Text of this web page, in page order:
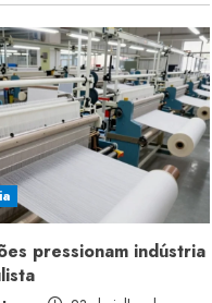
pressionam indústria